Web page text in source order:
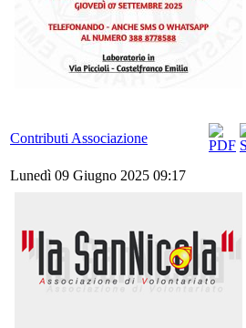
Contributi Associazione
Lunedì 09 Giugno 2025 09:17